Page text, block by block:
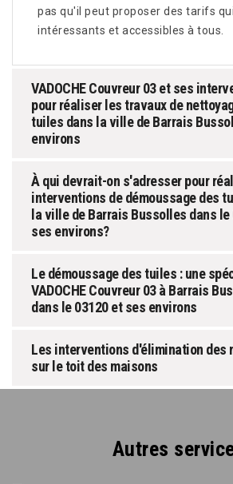
pas qu'il peut proposer des tarifs
intéressants et accessibles à tous.
VADOCHE Couvreur 03 et ses
pour réaliser les travaux de
tuiles dans la ville de Barrais
environs
À qui devrait-on s'adresser pour
interventions de démoussage des
la ville de Barrais Bussolles dans le
ses environs?
Le démoussage des tuiles : une
VADOCHE Couvreur 03 à Barrais
dans le 03120 et ses environs
Les interventions d'élimination des
sur le toit des maisons
Autres